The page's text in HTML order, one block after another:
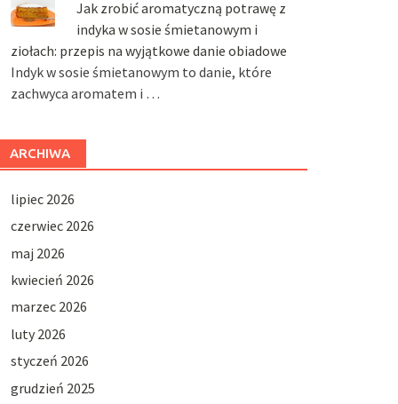
Jak zrobić aromatyczną potrawę z
indyka w sosie śmietanowym i
ziołach: przepis na wyjątkowe danie obiadowe
Indyk w sosie śmietanowym to danie, które
zachwyca aromatem i …
ARCHIWA
lipiec 2026
czerwiec 2026
maj 2026
kwiecień 2026
marzec 2026
luty 2026
styczeń 2026
grudzień 2025